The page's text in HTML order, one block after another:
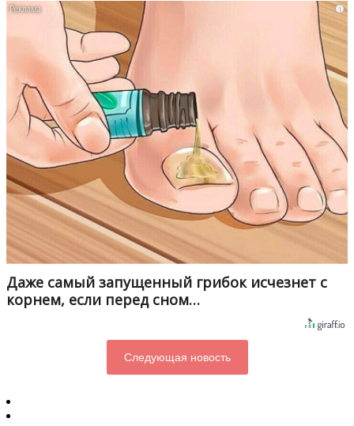
i
Даже самый запущенный грибок исчезнет с
корнем, если перед сном…
Следующая новость